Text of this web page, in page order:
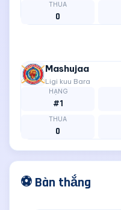
THUA
0
Mashujaa
Ligi kuu Bara
HẠNG
#1
THUA
0
⚽ Bàn thắng